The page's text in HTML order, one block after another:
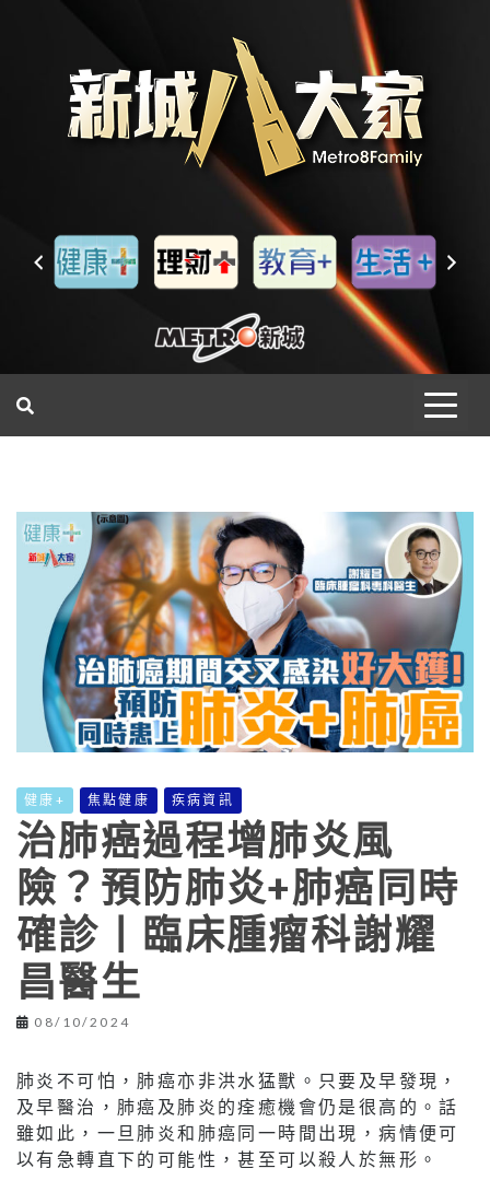
健康+ 焦點健康 疾病資訊
治肺癌過程增肺炎風
險？預防肺炎+肺癌同時
確診丨臨床腫瘤科謝耀
昌醫生
08/10/2024
肺炎不可怕，肺癌亦非洪水猛獸。只要及早發現，
及早醫治，肺癌及肺炎的痊癒機會仍是很高的。話
雖如此，一旦肺炎和肺癌同一時間出現，病情便可
以有急轉直下的可能性，甚至可以殺人於無形。